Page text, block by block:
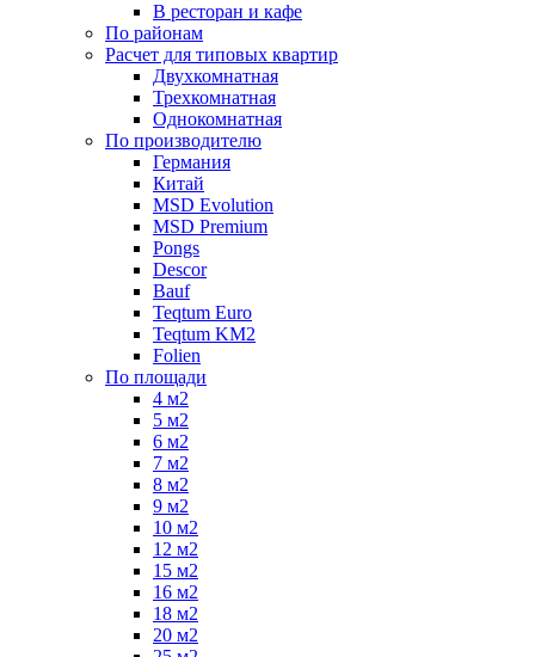
В ресторан и кафе
По районам
Расчет для типовых квартир
Двухкомнатная
Трехкомнатная
Однокомнатная
По производителю
Германия
Китай
MSD Evolution
MSD Premium
Pongs
Descor
Bauf
Teqtum Euro
Teqtum KM2
Folien
По площади
4 м2
5 м2
6 м2
7 м2
8 м2
9 м2
10 м2
12 м2
15 м2
16 м2
18 м2
20 м2